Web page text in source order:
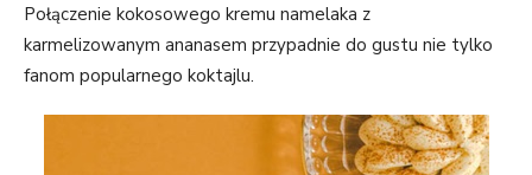
Połączenie kokosowego kremu namelaka z
karmelizowanym ananasem przypadnie do gustu nie tylko
fanom popularnego koktajlu.